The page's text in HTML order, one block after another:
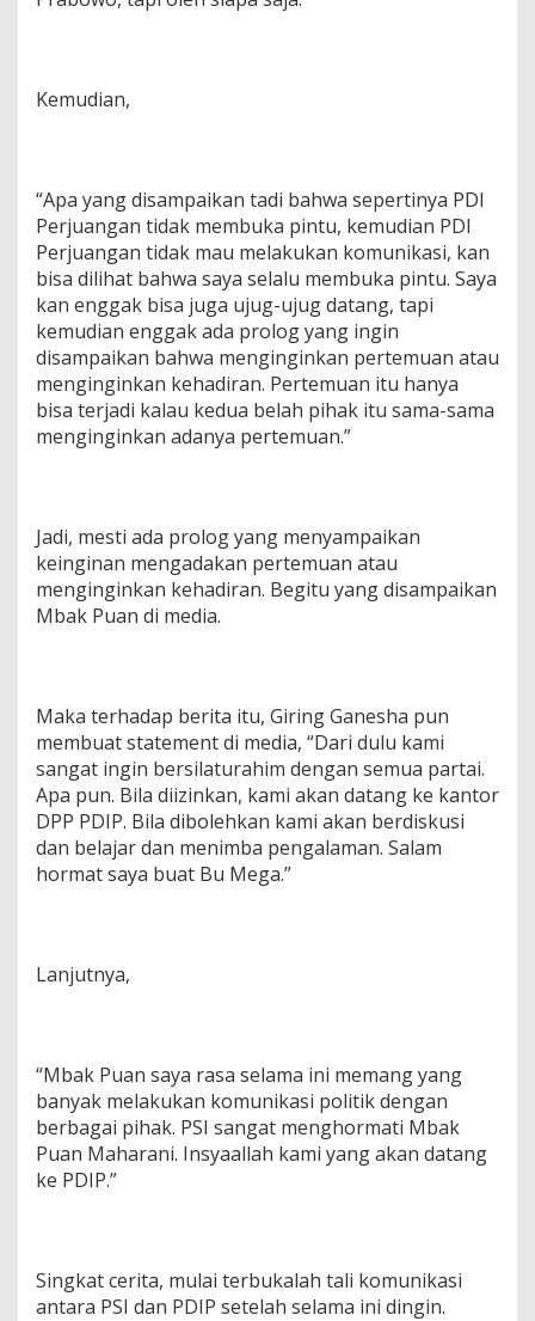
Kemudian,
“Apa yang disampaikan tadi bahwa sepertinya PDI
Perjuangan tidak membuka pintu, kemudian PDI
Perjuangan tidak mau melakukan komunikasi, kan
bisa dilihat bahwa saya selalu membuka pintu. Saya
kan enggak bisa juga ujug-ujug datang, tapi
kemudian enggak ada prolog yang ingin
disampaikan bahwa menginginkan pertemuan atau
menginginkan kehadiran. Pertemuan itu hanya
bisa terjadi kalau kedua belah pihak itu sama-sama
menginginkan adanya pertemuan.”
Jadi, mesti ada prolog yang menyampaikan
keinginan mengadakan pertemuan atau
menginginkan kehadiran. Begitu yang disampaikan
Mbak Puan di media.
Maka terhadap berita itu, Giring Ganesha pun
membuat statement di media, “Dari dulu kami
sangat ingin bersilaturahim dengan semua partai.
Apa pun. Bila diizinkan, kami akan datang ke kantor
DPP PDIP. Bila dibolehkan kami akan berdiskusi
dan belajar dan menimba pengalaman. Salam
hormat saya buat Bu Mega.”
Lanjutnya,
“Mbak Puan saya rasa selama ini memang yang
banyak melakukan komunikasi politik dengan
berbagai pihak. PSI sangat menghormati Mbak
Puan Maharani. Insyaallah kami yang akan datang
ke PDIP.”
Singkat cerita, mulai terbukalah tali komunikasi
antara PSI dan PDIP setelah selama ini dingin.